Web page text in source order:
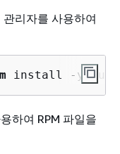
리자를 사용하여
install -y ruby
하여 RPM 파일을